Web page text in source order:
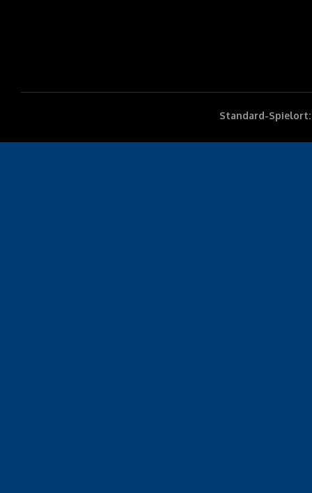
Standard-Spielort: